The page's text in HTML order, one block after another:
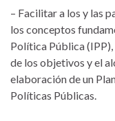
– Facilitar a los y las
los conceptos
Política Pública
de los objetivos y el
elaboración de un
Políticas Públicas.